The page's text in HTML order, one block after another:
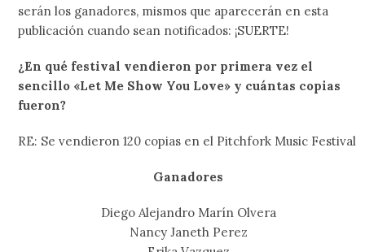
serán los ganadores, mismos que aparecerán en esta
publicación cuando sean notificados: ¡SUERTE!
¿En qué festival vendieron por primera vez el
sencillo «Let Me Show You Love» y cuántas copias
fueron?
RE: Se vendieron 120 copias en el Pitchfork Music Festival
Ganadores
Diego Alejandro Marín Olvera
Nancy Janeth Perez